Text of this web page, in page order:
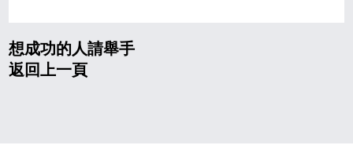
想成功的人請舉手
返回上一頁